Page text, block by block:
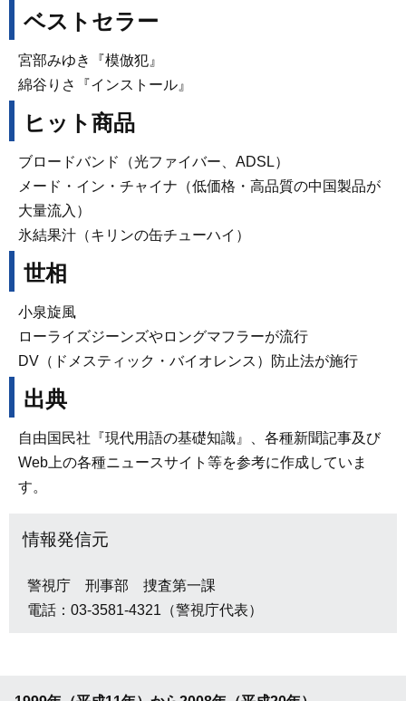
ベストセラー
宮部みゆき『模倣犯』
綿谷りさ『インストール』
ヒット商品
ブロードバンド（光ファイバー、ADSL）
メード・イン・チャイナ（低価格・高品質の中国製品が
大量流入）
氷結果汁（キリンの缶チューハイ）
世相
小泉旋風
ローライズジーンズやロングマフラーが流行
DV（ドメスティック・バイオレンス）防止法が施行
出典
自由国民社『現代用語の基礎知識』、各種新聞記事及び
Web上の各種ニュースサイト等を参考に作成していま
す。
情報発信元
警視庁 刑事部 捜査第一課
電話：03-3581-4321（警視庁代表）